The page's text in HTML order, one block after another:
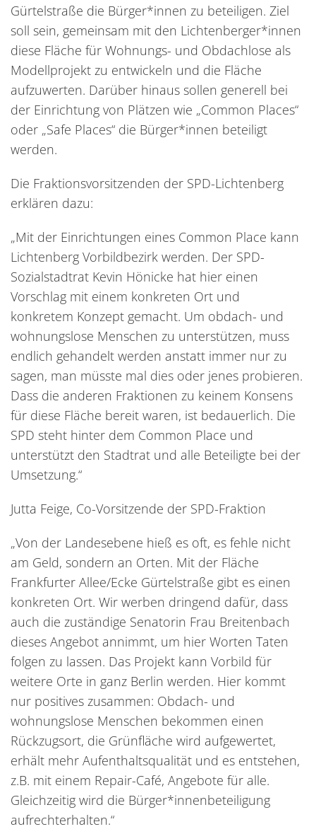
Gürtelstraße die Bürger*innen zu beteiligen. Ziel
soll sein, gemeinsam mit den Lichtenberger*innen
diese Fläche für Wohnungs- und Obdachlose als
Modellprojekt zu entwickeln und die Fläche
aufzuwerten. Darüber hinaus sollen generell bei
der Einrichtung von Plätzen wie „Common Places“
oder „Safe Places“ die Bürger*innen beteiligt
werden.
Die Fraktionsvorsitzenden der SPD-Lichtenberg
erklären dazu:
„Mit der Einrichtungen eines Common Place kann
Lichtenberg Vorbildbezirk werden. Der SPD-
Sozialstadtrat Kevin Hönicke hat hier einen
Vorschlag mit einem konkreten Ort und
konkretem Konzept gemacht. Um obdach- und
wohnungslose Menschen zu unterstützen, muss
endlich gehandelt werden anstatt immer nur zu
sagen, man müsste mal dies oder jenes probieren.
Dass die anderen Fraktionen zu keinem Konsens
für diese Fläche bereit waren, ist bedauerlich. Die
SPD steht hinter dem Common Place und
unterstützt den Stadtrat und alle Beteiligte bei der
Umsetzung.“
Jutta Feige, Co-Vorsitzende der SPD-Fraktion
„Von der Landesebene hieß es oft, es fehle nicht
am Geld, sondern an Orten. Mit der Fläche
Frankfurter Allee/Ecke Gürtelstraße gibt es einen
konkreten Ort. Wir werben dringend dafür, dass
auch die zuständige Senatorin Frau Breitenbach
dieses Angebot annimmt, um hier Worten Taten
folgen zu lassen. Das Projekt kann Vorbild für
weitere Orte in ganz Berlin werden. Hier kommt
nur positives zusammen: Obdach- und
wohnungslose Menschen bekommen einen
Rückzugsort, die Grünfläche wird aufgewertet,
erhält mehr Aufenthaltsqualität und es entstehen,
z.B. mit einem Repair-Café, Angebote für alle.
Gleichzeitig wird die Bürger*innenbeteiligung
aufrechterhalten.“